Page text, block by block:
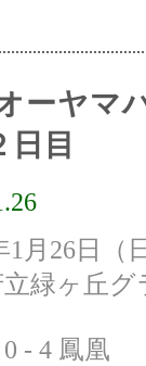
ーヤマ
日目
月26日（
緑ヶ丘グ
0 - 4 鳳凰